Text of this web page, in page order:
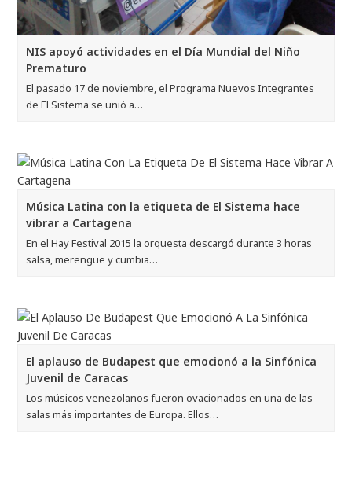
NIS apoyó actividades en el Día Mundial del Niño
Prematuro
El pasado 17 de noviembre, el Programa Nuevos Integrantes
de El Sistema se unió a…
Música Latina con la etiqueta de El Sistema hace
vibrar a Cartagena
En el Hay Festival 2015 la orquesta descargó durante 3 horas
salsa, merengue y cumbia…
El aplauso de Budapest que emocionó a la Sinfónica
Juvenil de Caracas
Los músicos venezolanos fueron ovacionados en una de las
salas más importantes de Europa. Ellos…